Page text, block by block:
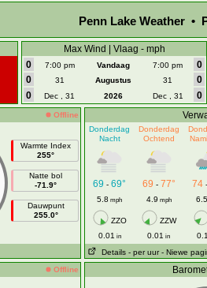
Penn Lake Weather •
Max Wind | Vlaag - mph
0
7:00 pm Vandaag 7:00 pm
0
0
31 Augustus 31
0
0
Dec , 31 2026 Dec , 31 0
Offline
Warmte Index
255°
Natte bol
-71.9°
Dauwpunt
255.0°
Donderdag
Nacht
Donderdag
Ochtend
69 - 69° 69 - 77° 74-
5.8 mph 4.9 mph 6.5
ZZO ZZW
0.01 in 0.01 in
Details - per uur - Niewe
Offline